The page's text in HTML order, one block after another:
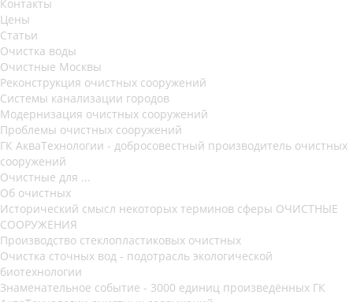
Контакты
Цены
Статьи
Очистка воды
Очистные Москвы
Реконструкция очистных сооружений
Системы канализации городов
Модернизация очистных сооружений
Проблемы очистных сооружений
ГК АкваТехнологии - добросовестный производитель очистных
сооружений
Очистные для ...
Об очистных
Исторический смысл некоторых терминов сферы ОЧИСТНЫЕ
СООРУЖЕНИЯ
Производство стеклопластиковых очистных
Очистка сточных вод - подотрасль экологической
биотехнологии
Знаменательное событие - 3000 единиц произведённых ГК